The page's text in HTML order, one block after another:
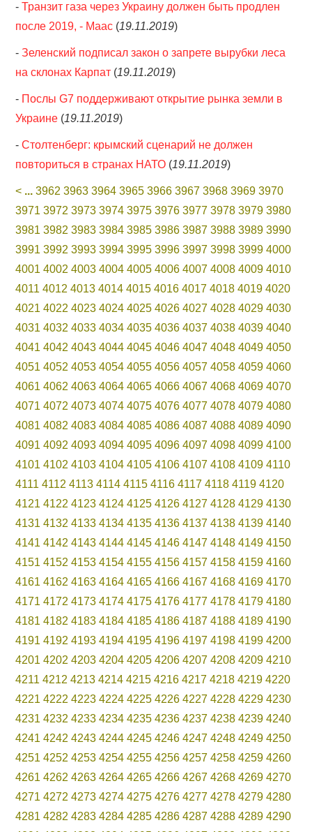
-Транзит газа через Украину должен быть продлен
после 2019, - Маас (19.11.2019)
-Зеленский подписал закон о запрете вырубки леса
на склонах Карпат (19.11.2019)
- Послы G7 поддерживают открытие рынка земли в
Украине (19.11.2019)
-Столтенберг: крымский сценарий не должен
повториться в странах НАТО (19.11.2019)
< ... 3962 3963 3964 3965 3966 3967 3968 3969 3970
3971 3972 3973 3974 3975 3976 3977 3978 3979 3980
3981 3982 3983 3984 3985 3986 3987 3988 3989 3990
3991 3992 3993 3994 3995 3996 3997 3998 3999 4000
4001 4002 4003 4004 4005 4006 4007 4008 4009 4010
4011 4012 4013 4014 4015 4016 4017 4018 4019 4020
4021 4022 4023 4024 4025 4026 4027 4028 4029 4030
4031 4032 4033 4034 4035 4036 4037 4038 4039 4040
4041 4042 4043 4044 4045 4046 4047 4048 4049 4050
4051 4052 4053 4054 4055 4056 4057 4058 4059 4060
4061 4062 4063 4064 4065 4066 4067 4068 4069 4070
4071 4072 4073 4074 4075 4076 4077 4078 4079 4080
4081 4082 4083 4084 4085 4086 4087 4088 4089 4090
4091 4092 4093 4094 4095 4096 4097 4098 4099 4100
4101 4102 4103 4104 4105 4106 4107 4108 4109 4110
4111 4112 4113 4114 4115 4116 4117 4118 4119 4120
4121 4122 4123 4124 4125 4126 4127 4128 4129 4130
4131 4132 4133 4134 4135 4136 4137 4138 4139 4140
4141 4142 4143 4144 4145 4146 4147 4148 4149 4150
4151 4152 4153 4154 4155 4156 4157 4158 4159 4160
4161 4162 4163 4164 4165 4166 4167 4168 4169 4170
4171 4172 4173 4174 4175 4176 4177 4178 4179 4180
4181 4182 4183 4184 4185 4186 4187 4188 4189 4190
4191 4192 4193 4194 4195 4196 4197 4198 4199 4200
4201 4202 4203 4204 4205 4206 4207 4208 4209 4210
4211 4212 4213 4214 4215 4216 4217 4218 4219 4220
4221 4222 4223 4224 4225 4226 4227 4228 4229 4230
4231 4232 4233 4234 4235 4236 4237 4238 4239 4240
4241 4242 4243 4244 4245 4246 4247 4248 4249 4250
4251 4252 4253 4254 4255 4256 4257 4258 4259 4260
4261 4262 4263 4264 4265 4266 4267 4268 4269 4270
4271 4272 4273 4274 4275 4276 4277 4278 4279 4280
4281 4282 4283 4284 4285 4286 4287 4288 4289 4290